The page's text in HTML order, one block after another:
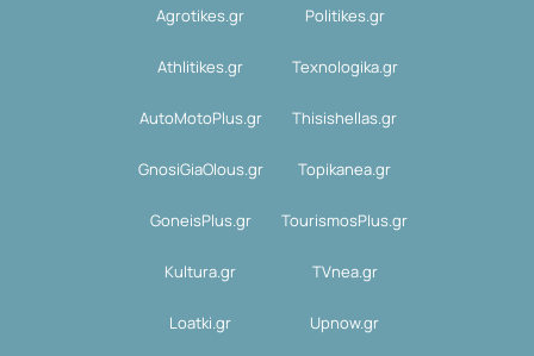
Agrotikes.gr Politikes.gr
Athlitikes.gr Texnologika.gr
AutoMotoPlus.gr Thisishellas.gr
GnosiGiaOlous.gr Topikanea.gr
GoneisPlus.gr TourismosPlus.gr
Kultura.gr TVnea.gr
Loatki.gr Upnow.gr